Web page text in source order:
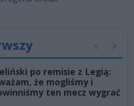
Poprzednie
po remisie z Legią:
że mogliśmy i
ten mecz wygrać